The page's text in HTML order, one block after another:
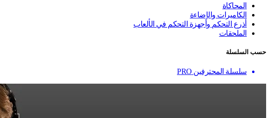
المحاكاة
الكاميرات والإضاءة
أذرع التحكم وأجهزة التحكم في الألعاب
الملحقات
حسب السلسلة
سلسلة المحترفين PRO